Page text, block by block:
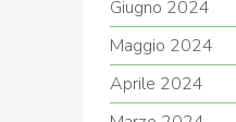
Giugno 2024
Maggio 2024
Aprile 2024